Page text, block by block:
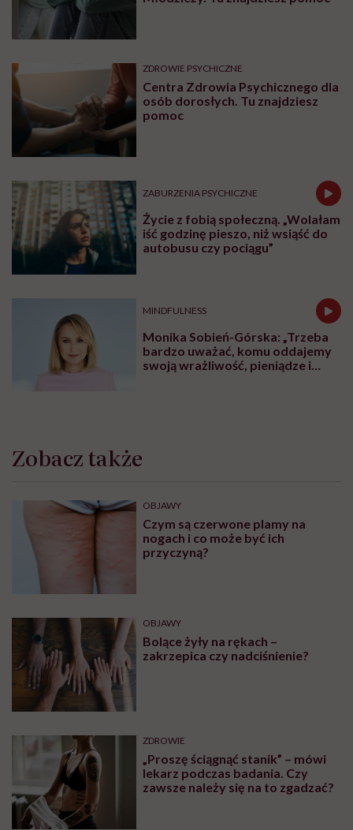
ZDROWIE PSYCHICZNE
Centra Zdrowia Psychicznego dla
osób dorosłych. Tu znajdziesz
pomoc
ZABURZENIA PSYCHICZNE
Życie z fobią społeczną. „Wolałam
iść godzinę pieszo, niż wsiąść do
autobusu czy pociągu”
MINDFULNESS
Monika Sobień-Górska: „Trzeba
bardzo uważać, komu oddajemy
swoją wrażliwość, pieniądze i
Zobacz także
OBJAWY
Czym są czerwone plamy na
nogach i co może być ich
przyczyną?
OBJAWY
Bolące żyły na rękach –
zakrzepica czy nadciśnienie?
ZDROWIE
„Proszę ściągnąć stanik” – mówi
lekarz podczas badania. Czy
zawsze należy się na to zgadzać?